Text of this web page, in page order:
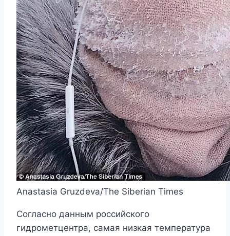
Anastasia Gruzdeva/The Siberian Times
Согласно данным российского
гидрометцентра, самая низкая температура